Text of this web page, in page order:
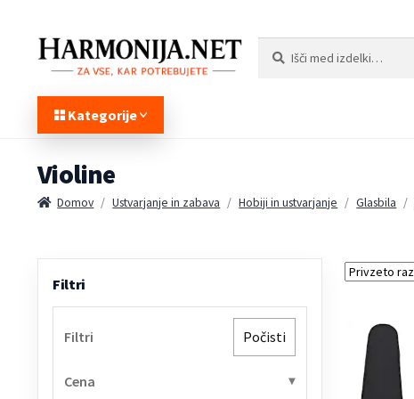
Preskoči
Preskoči
Kategorije
Violine
Domov / Ustvarjanje in zabava / Hobiji in ustvarjanje / Glasbila /
Filtri
Filtri Počisti
Cena